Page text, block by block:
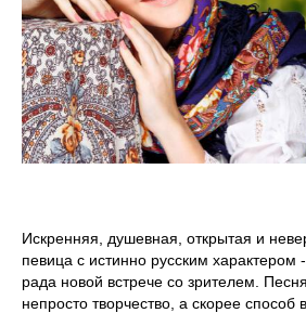
Искренняя, душевная, открытая и
певица с истинно русским
рада новой встрече со зрителем.
непросто творчество, а скорее способ